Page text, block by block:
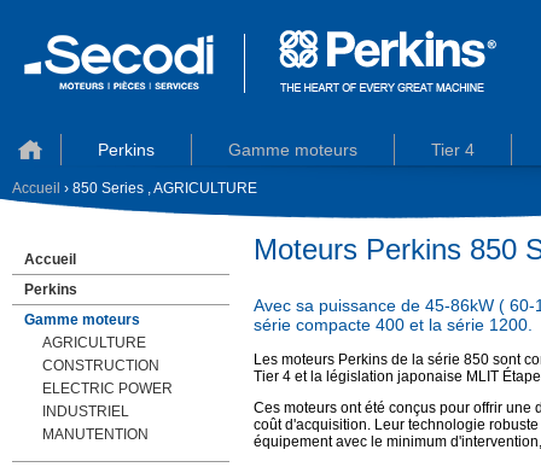
Perkins Gamme moteurs Tier 4
Accueil › 850 Series , AGRICULTURE
Accueil
Perkins
Gamme moteurs
AGRICULTURE
CONSTRUCTION
ELECTRIC POWER
INDUSTRIEL
MANUTENTION
Moteurs Perkins 850
Avec sa puissance de 45-86kW (
série compacte 400 et la série 1200.
Les moteurs Perkins de la série 850 sont
Tier 4 et la législation japonaise MLIT
Ces moteurs ont été conçus pour offrir
coût d'acquisition. Leur technologie
équipement avec le minimum d'intervention,